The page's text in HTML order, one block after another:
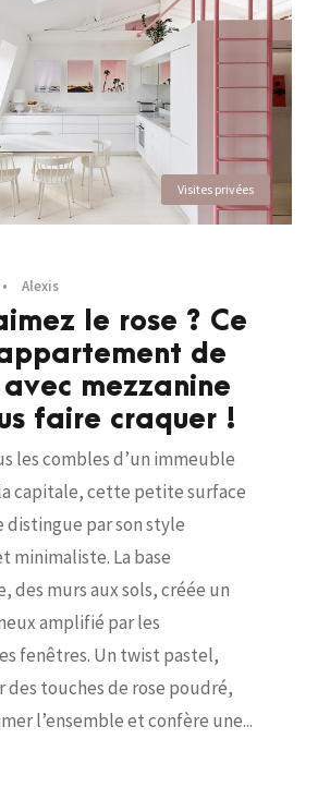
Visites privées
• Alexis
le rose ? Ce
de
avec mezzanine
faire craquer !
les combles d’un immeuble
capitale, cette petite surface
distingue par son style
minimaliste. La base
des murs aux sols, créée un
amplifié par les
fenêtres. Un twist pastel,
des touches de rose poudré,
l’ensemble et confère une...